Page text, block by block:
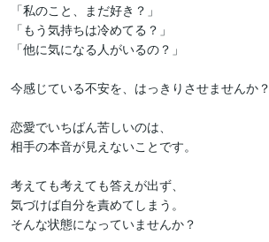
「私のこと、まだ好き？」
「もう気持ちは冷めてる？」
「他に気になる人がいるの？」
今感じている不安を、はっきりさせませんか？
恋愛でいちばん苦しいのは、
相手の本音が見えないことです。
考えても考えても答えが出ず、
気づけば自分を責めてしまう。
そんな状態になっていませんか？